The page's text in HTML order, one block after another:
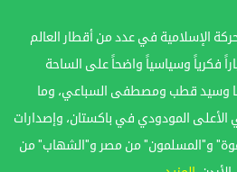
الإسلامية في عدد من أقطار العالم
فكرياً وسياسياً واضحاً على الساحة
وسيد قطب ومصطفى السباعي، وما
المودودي في باكستان، وإصدارات
و"المسلمون" من مصر و"الشهاب" من